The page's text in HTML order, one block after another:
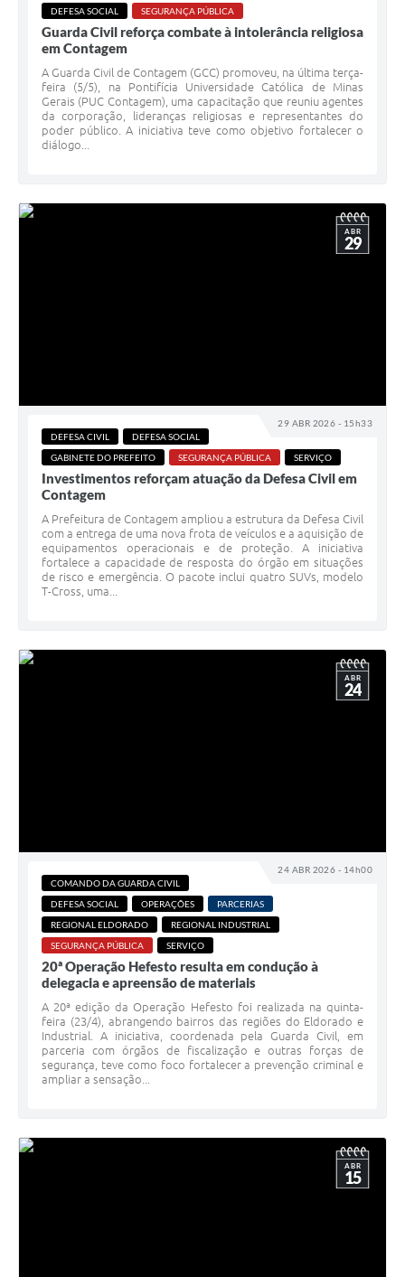
DEFESA SOCIAL SEGURANÇA PÚBLICA
Guarda Civil reforça combate à intolerância religiosa
em Contagem
A Guarda Civil de Contagem (GCC) promoveu, na última terça-
feira (5/5), na Pontifícia Universidade Católica de Minas
Gerais (PUC Contagem), uma capacitação que reuniu agentes
da corporação, lideranças religiosas e representantes do
poder público. A iniciativa teve como objetivo fortalecer o
diálogo...
29 ABR 2026 - 15h33
ABR
29
DEFESA CIVIL
DEFESA SOCIAL
GABINETE DO PREFEITO
SEGURANÇA PÚBLICA SERVIÇO
Investimentos reforçam atuação da Defesa Civil em
Contagem
A Prefeitura de Contagem ampliou a estrutura da Defesa Civil
com a entrega de uma nova frota de veículos e a aquisição de
equipamentos operacionais e de proteção. A iniciativa
fortalece a capacidade de resposta do órgão em situações
de risco e emergência. O pacote inclui quatro SUVs, modelo
T-Cross, uma...
24 ABR 2026 - 14h00
ABR
24
COMANDO DA GUARDA CIVIL
DEFESA SOCIAL
OPERAÇÕES
PARCERIAS
REGIONAL ELDORADO
REGIONAL INDUSTRIAL
SEGURANÇA PÚBLICA
SERVIÇO
20ª Operação Hefesto resulta em condução à
delegacia e apreensão de materiais
A 20ª edição da Operação Hefesto foi realizada na quinta-
feira (23/4), abrangendo bairros das regiões do Eldorado e
Industrial. A iniciativa, coordenada pela Guarda Civil, em
parceria com órgãos de fiscalização e outras forças de
segurança, teve como foco fortalecer a prevenção criminal e
ampliar a sensação...
ABR
15